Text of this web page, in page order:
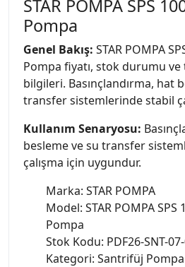
STAR POMPA SPS
Pompa
Genel Bakış: STAR POMPA
Pompa fiyatı, stok durumu ve
bilgileri. Basınçlandırma, hat
transfer sistemlerinde stabil
Kullanım Senaryosu:
besleme ve su transfer
çalışma için uygundur.
Marka: STAR POMPA
Model: STAR POMPA
Pompa
Stok Kodu: PDF26-SNT-
Kategori: Santrifüj Pompa